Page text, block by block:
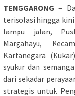
TENGGARONG –
terisolasi hingga kini
lampu jalan,
Margahayu,
Kartanegara
syukur dan
dari sekadar
strategis untuk